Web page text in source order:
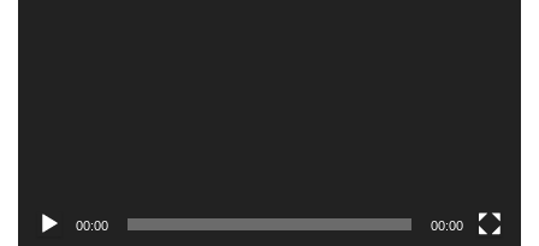
00:00 00:00